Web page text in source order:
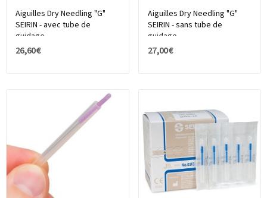
Aiguilles Dry Needling "G"
SEIRIN - avec tube de
guidage
26,60 €
Aiguilles Dry Needling "G"
SEIRIN - sans tube de
guidage
27,00 €